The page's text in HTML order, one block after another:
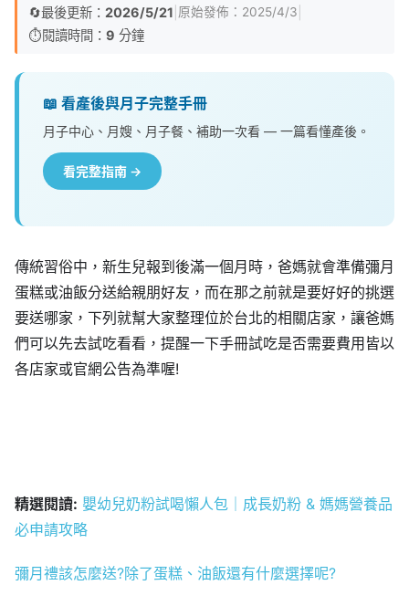
🔄最後更新： 2026/5/21 原始發佈： 2025/4/3
⏱️閱讀時間： 9 分鐘
📖 看產後與月子完整手冊
月子中心、月嫂、月子餐、補助一次看 — 一篇看懂產後。
看完整指南 →
傳統習俗中，新生兒報到後滿一個月時，爸媽就會準備彌月
蛋糕或油飯分送給親朋好友，而在那之前就是要好好的挑選
要送哪家，下列就幫大家整理位於台北的相關店家，讓爸媽
們可以先去試吃看看，提醒一下手冊試吃是否需要費用皆以
各店家或官網公告為準喔!
精選閱讀: 嬰幼兒奶粉試喝懶人包｜成長奶粉 & 媽媽營養品
必申請攻略
彌月禮該怎麼送?除了蛋糕、油飯還有什麼選擇呢?